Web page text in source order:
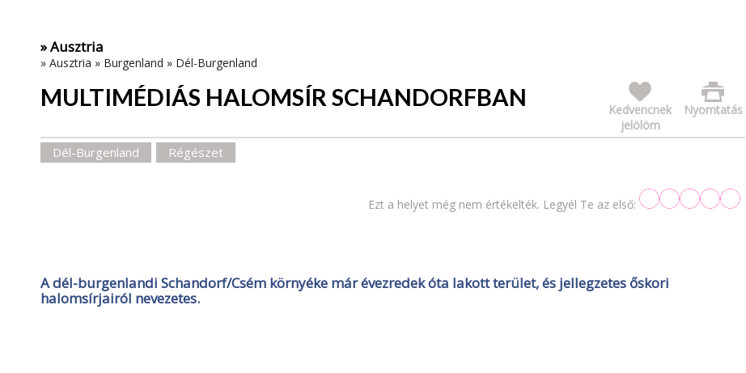
» Ausztria
» Ausztria » Burgenland » Dél-Burgenland
MULTIMÉDIÁS HALOMSÍR SCHANDORFBAN Nyomtatás
Kedvencnek
jelölöm
Dél-Burgenland Régészet
Ezt a helyet még nem értékelték. Legyél Te az első:
A dél-burgenlandi Schandorf/Csém környéke már évezredek óta lakott terület, és jellegzetes őskori
halomsírjairól nevezetes.